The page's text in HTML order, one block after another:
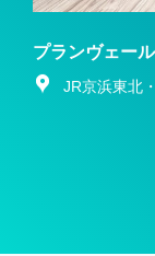
プランヴェー
JR京浜東北